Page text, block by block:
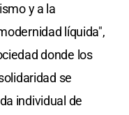
y a la
líquida",
donde los
se
individual de